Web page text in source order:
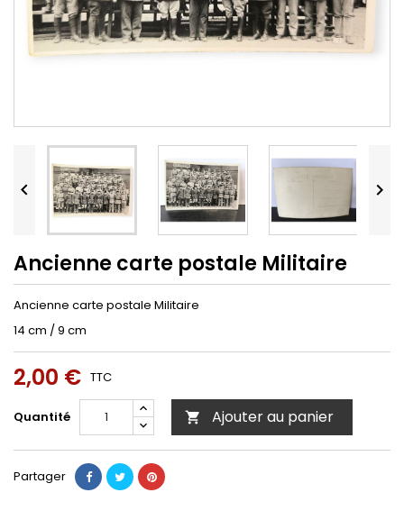
 
Ancienne carte postale Militaire
Ancienne carte postale Militaire
14 cm / 9 cm
2,00 € TTC
Quantité  Ajouter au panier
Partager